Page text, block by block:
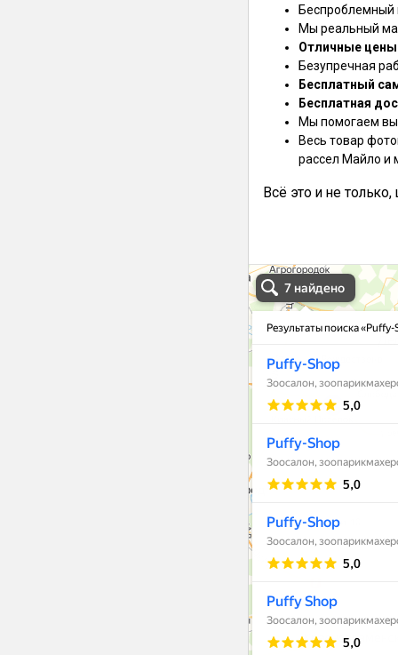
Беспроблемный
Мы реальный
Отличные
Безупречная
Бесплатный
Бесплатная
Мы помогаем
Весь товар
рассел Майло и
Всё это и не